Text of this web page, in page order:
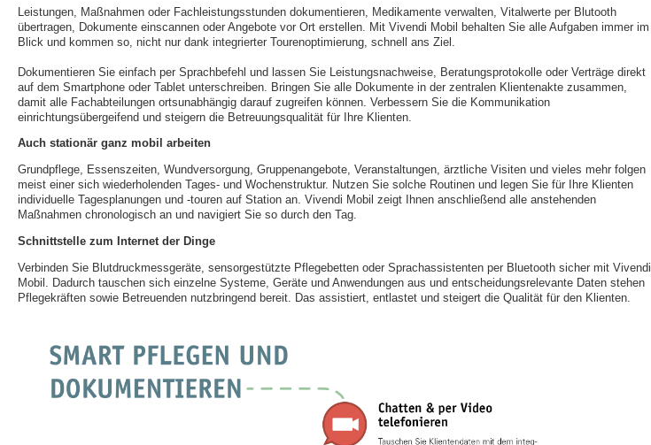
Leistungen, Maßnahmen oder Fachleistungsstunden dokumentieren, Medikamente verwalten, Vitalwerte per Blutooth
übertragen, Dokumente einscannen oder Angebote vor Ort erstellen. Mit Vivendi Mobil behalten Sie alle Aufgaben immer im
Blick und kommen so, nicht nur dank integrierter Tourenoptimierung, schnell ans Ziel.
Dokumentieren Sie einfach per Sprachbefehl und lassen Sie Leistungsnachweise, Beratungsprotokolle oder Verträge direkt
auf dem Smartphone oder Tablet unterschreiben. Bringen Sie alle Dokumente in der zentralen Klientenakte zusammen,
damit alle Fachabteilungen ortsunabhängig darauf zugreifen können. Verbessern Sie die Kommunikation
einrichtungsübergeifend und steigern die Betreuungsqualität für Ihre Klienten.
Auch stationär ganz mobil arbeiten
Grundpflege, Essenszeiten, Wundversorgung, Gruppenangebote, Veranstaltungen, ärztliche Visiten und vieles mehr folgen
meist einer sich wiederholenden Tages- und Wochenstruktur. Nutzen Sie solche Routinen und legen Sie für Ihre Klienten
individuelle Tagesplanungen und -touren auf Station an. Vivendi Mobil zeigt Ihnen anschließend alle anstehenden
Maßnahmen chronologisch an und navigiert Sie so durch den Tag.
Schnittstelle zum Internet der Dinge
Verbinden Sie Blutdruckmessgeräte, sensorgestützte Pflegebetten oder Sprachassistenten per Bluetooth sicher mit Vivendi
Mobil. Dadurch tauschen sich einzelne Systeme, Geräte und Anwendungen aus und entscheidungsrelevante Daten stehen
Pflegekräften sowie Betreuenden nutzbringend bereit. Das assistiert, entlastet und steigert die Qualität für den Klienten.